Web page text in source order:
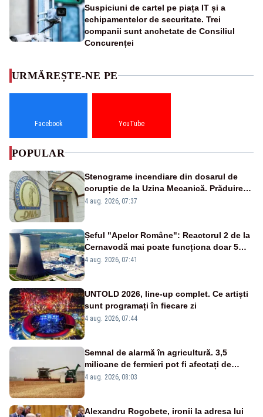
Suspiciuni de cartel pe piața IT și a
echipamentelor de securitate. Trei
companii sunt anchetate de Consiliul
Concurenței
URMĂREȘTE-NE PE
Facebook YouTube
POPULAR
Stenograme incendiare din dosarul de
corupție de la Uzina Mecanică. Prăduirea
banilor din programul SAFE, interceptată
4 aug. 2026, 07:37
Șeful "Apelor Române": Reactorul 2 de la
Cernavodă mai poate funcționa doar 5
zile
4 aug. 2026, 07:41
UNTOLD 2026, line-up complet. Ce artiști
sunt programați în fiecare zi
4 aug. 2026, 07:44
Semnal de alarmă în agricultură. 3,5
milioane de fermieri pot fi afectați de
strategia pentru conservarea
4 aug. 2026, 08:03
Alexandru Rogobete, ironii la adresa lui